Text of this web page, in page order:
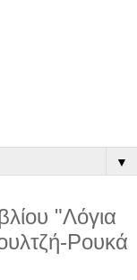
▼
"Λόγια
Ρουκά